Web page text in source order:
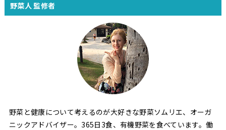
野菜人 監修者
野菜と健康について考えるのが大好きな野菜ソムリエ、オーガ
ニックアドバイザー。365日3食、有機野菜を食べています。働